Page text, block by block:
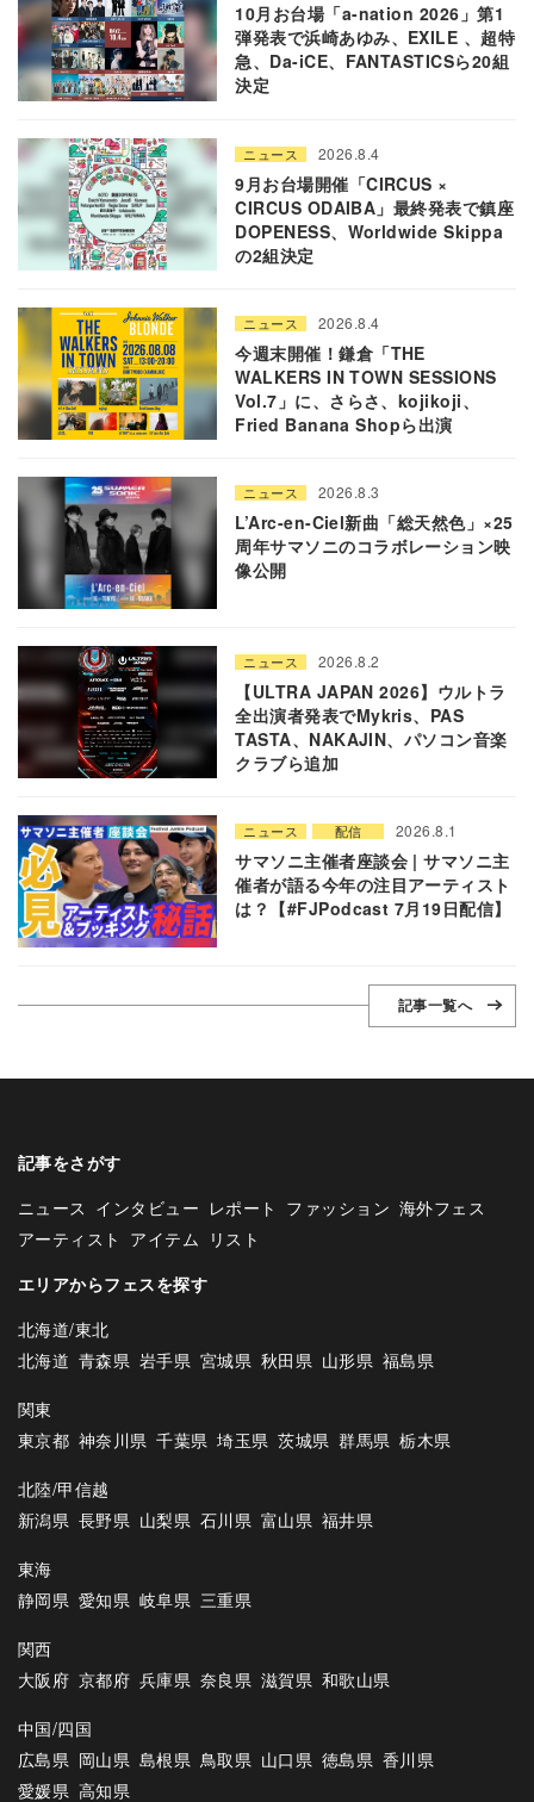
10月お台場「a-nation 2026」第1
弾発表で浜崎あゆみ、EXILE 、超特
急、Da-iCE、FANTASTICSら20組
決定
ニュース 2026.8.4
9月お台場開催「CIRCUS ×
CIRCUS ODAIBA」最終発表で鎮座
DOPENESS、Worldwide Skippa
の2組決定
ニュース 2026.8.4
今週末開催！鎌倉「THE
WALKERS IN TOWN SESSIONS
Vol.7」に、さらさ、kojikoji、
Fried Banana Shopら出演
ニュース 2026.8.3
L’Arc-en-Ciel新曲「総天然色」×25
周年サマソニのコラボレーション映
像公開
ニュース 2026.8.2
【ULTRA JAPAN 2026】ウルトラ
全出演者発表でMykris、PAS
TASTA、NAKAJIN、パソコン音楽
クラブら追加
ニュース 配信 2026.8.1
サマソニ主催者座談会 | サマソニ主
催者が語る今年の注目アーティスト
は？【#FJPodcast 7月19日配信】
記事一覧へ
記事をさがす
ニュース インタビュー レポート ファッション 海外フェス
アーティスト アイテム リスト
エリアからフェスを探す
北海道/東北
北海道 青森県 岩手県 宮城県 秋田県 山形県 福島県
関東
東京都 神奈川県 千葉県 埼玉県 茨城県 群馬県 栃木県
北陸/甲信越
新潟県 長野県 山梨県 石川県 富山県 福井県
東海
静岡県 愛知県 岐阜県 三重県
関西
大阪府 京都府 兵庫県 奈良県 滋賀県 和歌山県
中国/四国
広島県 岡山県 島根県 鳥取県 山口県 徳島県 香川県
愛媛県 高知県